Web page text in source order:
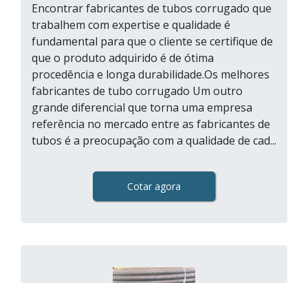
Encontrar fabricantes de tubos corrugado que
trabalhem com expertise e qualidade é
fundamental para que o cliente se certifique de
que o produto adquirido é de ótima
procedência e longa durabilidade.Os melhores
fabricantes de tubo corrugado Um outro
grande diferencial que torna uma empresa
referência no mercado entre as fabricantes de
tubos é a preocupação com a qualidade de cad...
Cotar agora